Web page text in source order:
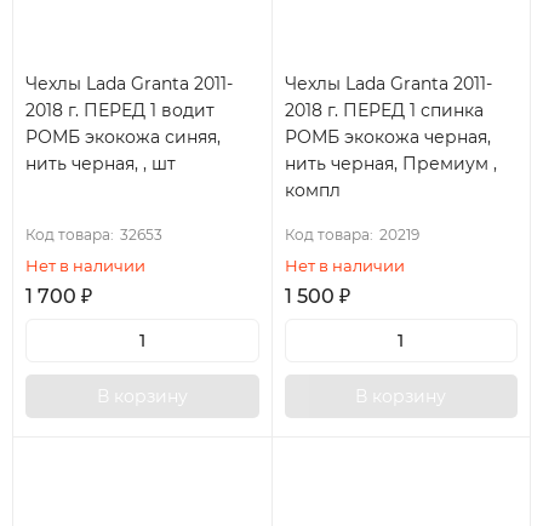
Чехлы Lada Granta 2011-
2018 г. ПЕРЕД 1 водит
РОМБ экокожа синяя,
нить черная, , шт
Код товара: 32653
Нет в наличии
1 700 ₽
В корзину
Чехлы Lada Granta 2011-
2018 г. ПЕРЕД 1 спинка
РОМБ экокожа черная,
нить черная, Премиум ,
компл
Код товара: 20219
Нет в наличии
1 500 ₽
В корзину